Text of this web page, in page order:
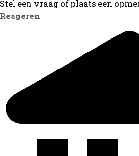
Stel een vraag of plaats een
Reageren